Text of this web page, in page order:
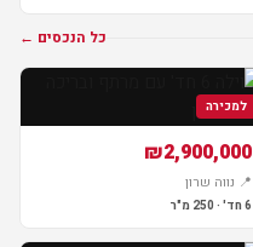
כל הנכסים ←
למכירה
₪2,900,000
📍 נווה שרון
6 חד' · 250 מ"ר